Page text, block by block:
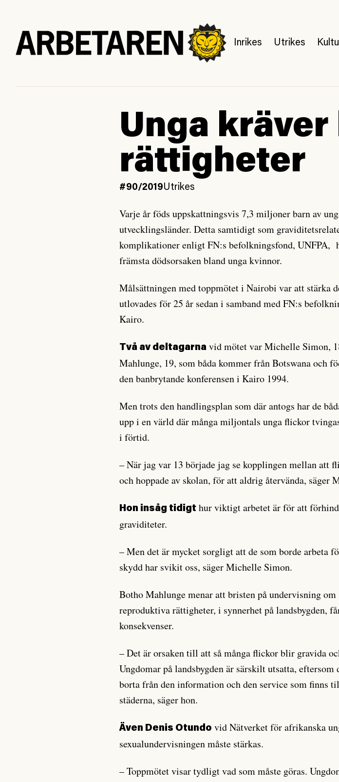
Inrikes Utrikes
Unga
rättigheter
#90/2019Utrikes
Varje år föds uppskattningsvis 7,3 miljoner barn av
utvecklingsländer. Detta samtidigt som
komplikationer enligt FN:s befolkningsfond, UNFPA,
främsta dödsorsaken bland unga kvinnor.
Målsättningen med toppmötet i Nairobi var att stärka
utlovades för 25 år sedan i samband med FN:s
Kairo.
Två av deltagarna vid mötet var Michelle Simon,
Mahlunge, 19, som båda kommer från Botswana och
den banbrytande konferensen i Kairo 1994.
Men trots den handlingsplan som där antogs har de
upp i en värld där många miljontals unga flickor
i förtid.
– När jag var 13 började jag se kopplingen mellan att
och hoppade av skolan, för att aldrig återvända, säger
Hon insåg tidigt hur viktigt arbetet är för att
graviditeter.
– Men det är mycket sorgligt att de som borde arbeta
skydd har svikit oss, säger Michelle Simon.
Botho Mahlunge menar att bristen på undervisning
reproduktiva rättigheter, i synnerhet på landsbygden,
konsekvenser.
– Det är orsaken till att så många flickor blir gravida
Ungdomar på landsbygden är särskilt utsatta, eftersom
borta från den information och den service som finns
städerna, säger hon.
Även Denis Otundo vid Nätverket för afrikanska
sexualundervisningen måste stärkas.
– Toppmötet visar tydligt vad som måste göras.